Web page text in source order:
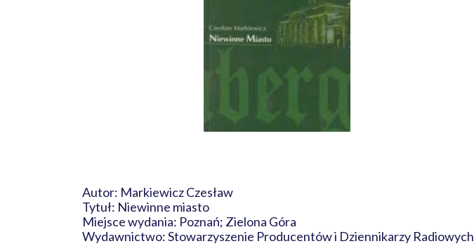
Autor: Markiewicz Czesław
Tytuł: Niewinne miasto
Miejsce wydania: Poznań; Zielona Góra
Wydawnictwo: Stowarzyszenie Producentów i Dziennikarzy Radiowych